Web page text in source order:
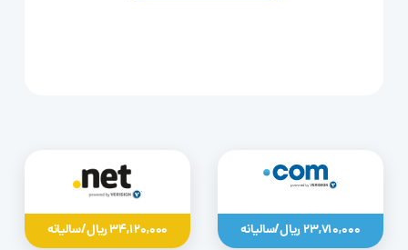
23,710,000 ریال/سالیانه 34,120,000 ریال/سالیانه